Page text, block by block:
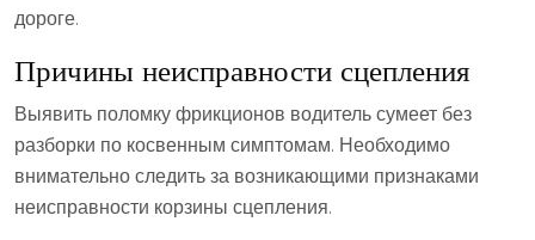
дороге.
Причины неисправности сцепления
Выявить поломку фрикционов водитель сумеет без
разборки по косвенным симптомам. Необходимо
внимательно следить за возникающими признаками
неисправности корзины сцепления.